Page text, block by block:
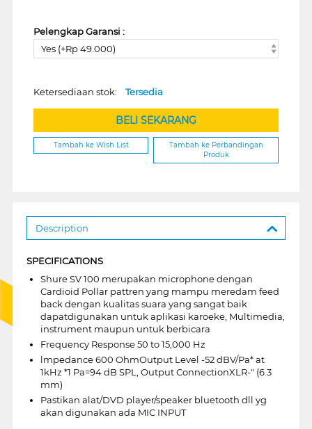
Pelengkap Garansi :
Yes (+Rp 49.000)
Ketersediaan stok: Tersedia
BELI SEKARANG
Tambah ke Wish List
Tambah ke Perbandingan
Produk
Description
SPECIFICATIONS
Shure SV 100 merupakan microphone dengan
Cardioid Pollar pattren yang mampu meredam feed
back dengan kualitas suara yang sangat baik
dapatdigunakan untuk aplikasi karoeke, Multimedia,
instrument maupun untuk berbicara
Frequency Response 50 to 15,000 Hz
lmpedance 600 OhmOutput Level -52 dBV/Pa* at
1kHz *1 Pa=94 dB SPL, Output ConnectionXLR-" (6.3
mm)
Pastikan alat/DVD player/speaker bluetooth dll yg
akan digunakan ada MIC INPUT